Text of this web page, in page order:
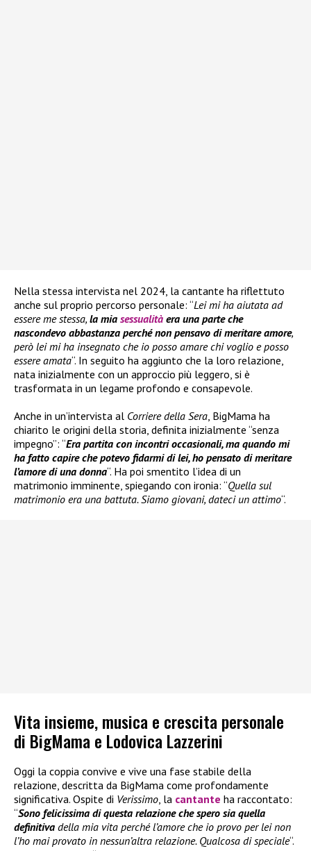
Nella stessa intervista nel 2024, la cantante ha riflettuto
anche sul proprio percorso personale: “Lei mi ha aiutata ad
essere me stessa, la mia sessualità era una parte che
nascondevo abbastanza perché non pensavo di meritare amore,
però lei mi ha insegnato che io posso amare chi voglio e posso
essere amata“. In seguito ha aggiunto che la loro relazione,
nata inizialmente con un approccio più leggero, si è
trasformata in un legame profondo e consapevole.
Anche in un’intervista al Corriere della Sera , BigMama ha
chiarito le origini della storia, definita inizialmente “senza
impegno”: “Era partita con incontri occasionali, ma quando mi
ha fatto capire che potevo fidarmi di lei, ho pensato di meritare
l’amore di una donna“. Ha poi smentito l’idea di un
matrimonio imminente, spiegando con ironia: “Quella sul
matrimonio era una battuta. Siamo giovani, dateci un attimo“.
Vita insieme, musica e crescita personale
di BigMama e Lodovica Lazzerini
Oggi la coppia convive e vive una fase stabile della
relazione, descritta da BigMama come profondamente
significativa. Ospite di Verissimo, la cantante ha raccontato:
“Sono felicissima di questa relazione che spero sia quella
definitiva della mia vita perché l’amore che io provo per lei non
l’ho mai provato in nessun’altra relazione. Qualcosa di speciale“.